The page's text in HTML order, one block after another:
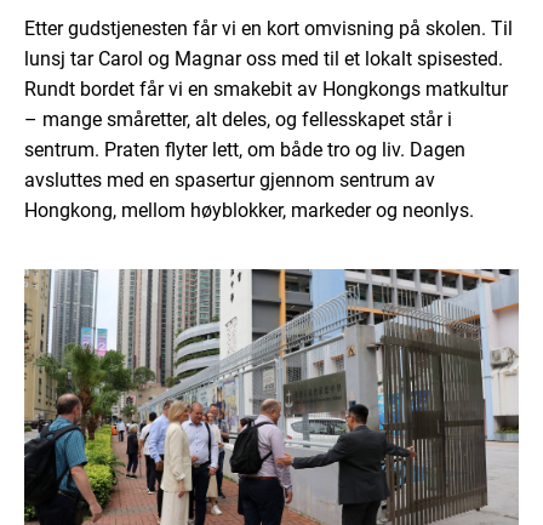
Etter gudstjenesten får vi en kort omvisning på skolen. Til
lunsj tar Carol og Magnar oss med til et lokalt spisested.
Rundt bordet får vi en smakebit av Hongkongs matkultur
– mange småretter, alt deles, og fellesskapet står i
sentrum. Praten flyter lett, om både tro og liv. Dagen
avsluttes med en spasertur gjennom sentrum av
Hongkong, mellom høyblokker, markeder og neonlys.